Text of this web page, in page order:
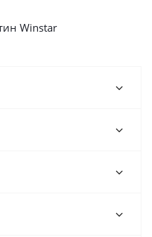
Winstar